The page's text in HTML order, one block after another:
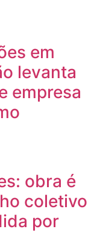
em
levanta
empresa
obra é
coletivo
por